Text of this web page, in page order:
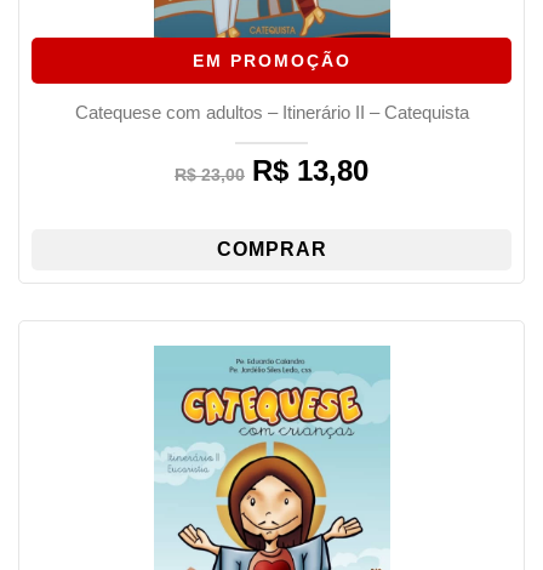
EM PROMOÇÃO
Catequese com adultos – Itinerário II – Catequista
R$23,00
Original
price
R$ 23,00.
R$ 13,80Current
COMPRAR